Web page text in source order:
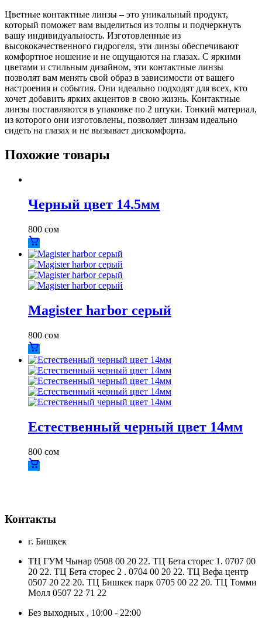
Цветные контактные линзы – это уникальный продукт,
который поможет вам выделиться из толпы и подчеркнуть
вашу индивидуальность. Изготовленные из
высококачественного гидрогеля, эти линзы обеспечивают
комфортное ношение и не ощущаются на глазах. С яркими
цветами и стильным дизайном, эти контактные линзы
позволят вам менять свой образ в зависимости от вашего
настроения и события. Они идеально подходят для всех, кто
хочет добавить ярких акцентов в свою жизнь. Контактные
линзы поставляются в упаковке по 2 штуки. Тонкий материал,
из которого они изготовлены, позволяет линзам идеально
сидеть на глазах и не вызывает дискомфорта.
Похожие товары
Черный цвет 14.5мм
800 сом
Magister harbor серый
800 сом
Естественный черный цвет 14мм
800 сом
Контакты
г. Бишкек
ТЦ ГУМ Чынар 0508 00 20 22. ТЦ Бета сторес 1. 0707 00
20 22. ТЦ Бета сторес 2 . 0704 00 20 22. ТЦ Вефа центр
0507 20 22 20. ТЦ Бишкек парк 0705 00 22 20. ТЦ Томми
Молл 0507 22 71 22
Без выходных , 10:00 - 22:00